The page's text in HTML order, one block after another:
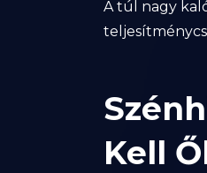
A túl nagy
Kell